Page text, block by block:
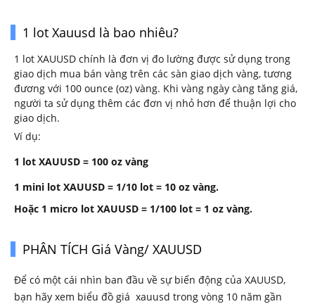
1 lot Xauusd là bao nhiêu?
1 lot XAUUSD chính là đơn vị đo lường được sử dụng trong
giao dịch mua bán vàng trên các sàn giao dịch vàng, tương
đương với 100 ounce (oz) vàng. Khi vàng ngày càng tăng giá,
người ta sử dụng thêm các đơn vị nhỏ hơn để thuận lợi cho
giao dịch.
Ví dụ:
1 lot XAUUSD = 100 oz vàng
1 mini lot XAUUSD = 1/10 lot = 10 oz vàng.
Hoặc 1 micro lot XAUUSD = 1/100 lot = 1 oz vàng.
PHÂN TÍCH Giá Vàng/ XAUUSD
Để có một cái nhìn ban đầu về sự biến động của XAUUSD,
bạn hãy xem biểu đồ giá xauusd trong vòng 10 năm gần